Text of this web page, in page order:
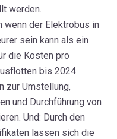
werden.
wenn der Elektrobus in
sein kann als ein
die Kosten pro
bis 2024
zur Umstellung,
und Durchführung von
Und: Durch den
lassen sich die